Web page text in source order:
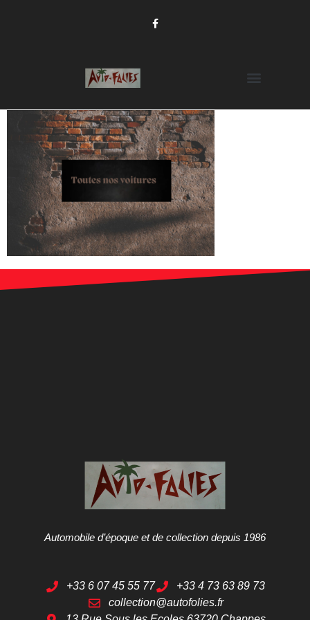
Automobile d’époque et de collection depuis 1986
+33 6 07 45 55 77
+33 4 73 63 89 73
collection@autofolies.fr